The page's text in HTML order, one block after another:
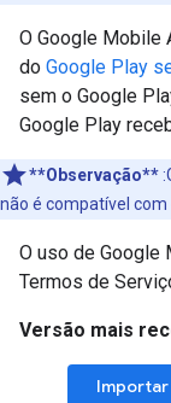
O Google Mobile
do Google Play
sem o Google
Google Play
**Observação** :
não é compatível com
O uso de Google
Termos de
Versão mais
Importar